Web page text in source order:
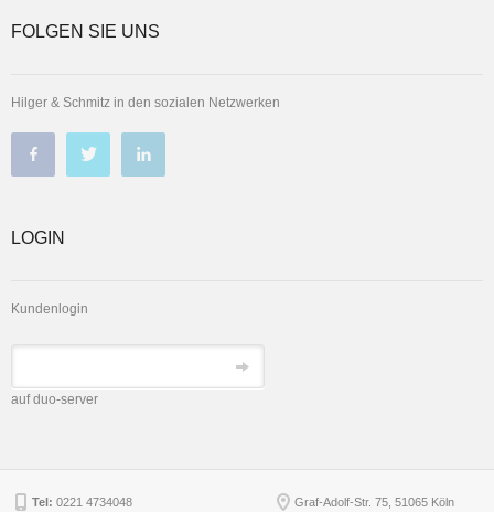
FOLGEN SIE UNS
Hilger & Schmitz in den sozialen Netzwerken
LOGIN
Kundenlogin
auf duo-server
Tel: 0221 4734048 Graf-Adolf-Str. 75, 51065 Köln